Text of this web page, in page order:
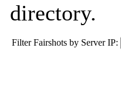
directory.
Filter Fairshots by Server IP: